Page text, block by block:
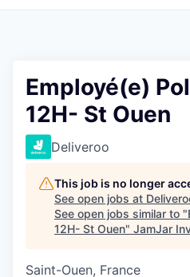
Employé(e)
12H- St Ouen
Deliveroo
This job is no longer
See open jobs at
See open jobs similar to "
12H- St Ouen" JamJar
Saint-Ouen, France